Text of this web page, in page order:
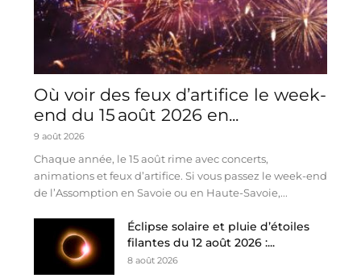
Où voir des feux d’artifice le week-
end du 15 août 2026 en...
9 août 2026
Chaque année, le 15 août rime avec concerts,
animations et feux d’artifice. Si vous passez le week-end
de l’Assomption en Savoie ou en Haute-Savoie,...
Éclipse solaire et pluie d’étoiles
filantes du 12 août 2026 :...
8 août 2026